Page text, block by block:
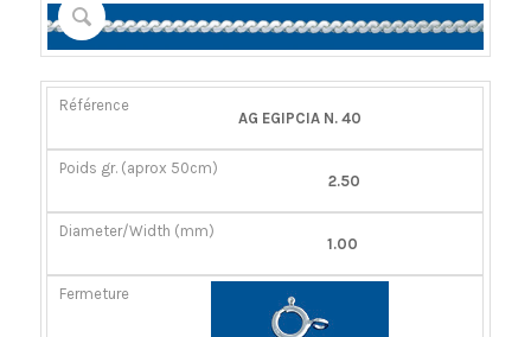
RÉFÉRENCE
(APROX
DIAMÈTER/LARGEUR
AG EGIPCIA N. 40
2.50
1.00